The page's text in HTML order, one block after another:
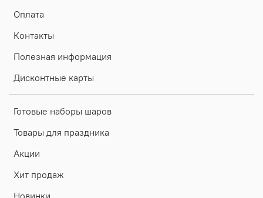
Оплата
Контакты
Полезная информация
Дисконтные карты
Готовые наборы шаров
Товары для праздника
Акции
Хит продаж